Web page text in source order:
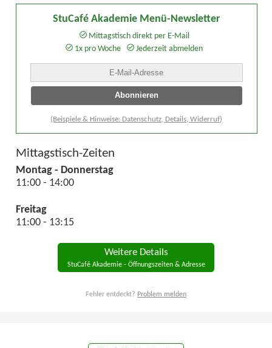
StuCafé Akademie Menü-Newsletter
Mittagstisch direkt per E-Mail
1x pro Woche
Jederzeit abmelden
(Beispiele & Hinweise: Datenschutz, Details, Widerruf)
Mittagstisch-Zeiten
Montag - Donnerstag
11:00 - 14:00
Freitag
11:00 - 13:15
Weitere Details
StuCafé Akademie - Öffnungszeiten & Adresse
Fehler entdeckt? Problem melden